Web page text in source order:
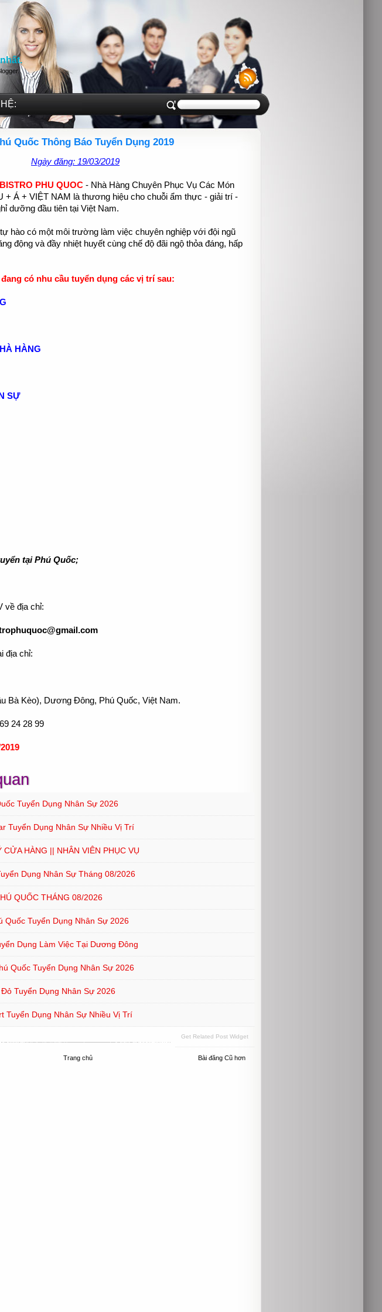
.
Quốc Thông Báo Tuyển Dụng 2019
Ngày đăng: 19/03/2019
PHU QUOC - Nhà Hàng Chuyên Phục Vụ Các Món
+ Á + VIỆT NAM là thương hiệu cho chuỗi ẩm thực - giải trí -
dưỡng đầu tiên tại Việt Nam.
hào có một môi trường làm việc chuyên nghiệp với đội ngũ
động và đầy nhiệt huyết cùng chế độ đãi ngộ thỏa đáng, hấp
đang có nhu cầu tuyển dụng các vị trí sau:
HÀNG
SỰ
tại Phú Quốc;
về địa chỉ:
địa chỉ:
Bà Kèo), Dương Đông, Phú Quốc, Việt Nam.
24 28 99
Tuyển Dụng Nhân Sự 2026
Tuyển Dụng Nhân Sự Nhiều Vị Trí
CỬA HÀNG || NHÂN VIÊN PHỤC VỤ
Dụng Nhân Sự Tháng 08/2026
QUỐC THÁNG 08/2026
Quốc Tuyển Dụng Nhân Sự 2026
Dụng Làm Việc Tại Dương Đông
Quốc Tuyển Dụng Nhân Sự 2026
Tuyển Dụng Nhân Sự 2026
Tuyển Dụng Nhân Sự Nhiều Vị Trí
Get Related Post Widget
Bài đăng Cũ hơn
Trang chủ